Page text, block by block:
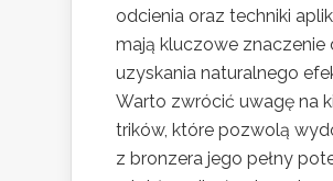
odcienia oraz techniki
mają kluczowe znaczenie
uzyskania naturalnego
Warto zwrócić uwagę na
trików, które pozwolą
z bronzera jego pełny